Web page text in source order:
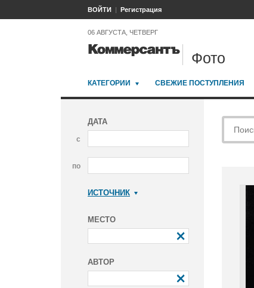
ВОЙТИ Регистрация
06 АВГУСТА, ЧЕТВЕРГ
Фото
КАТЕГОРИИ СВЕЖИЕ ПОСТУПЛЕНИЯ
ДАТА
с
по
ИСТОЧНИК
МЕСТО
АВТОР